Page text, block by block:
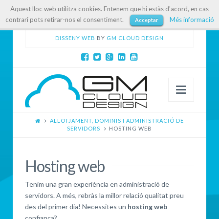
Aquest lloc web utilitza cookies. Entenem que hi estàs d'acord, en cas
contrari pots retirar-nos el consentiment.
Acceptar Més informació
DISSENY WEB BY GM CLOUD DESIGN
ALLOTJAMENT, DOMINIS I ADMINISTRACIÓ DE
SERVIDORS
HOSTING WEB
Hosting web
Tenim una gran experiència en administració de
servidors. A més, rebràs la millor relació qualitat preu
des del primer dia! Necessites un hosting web